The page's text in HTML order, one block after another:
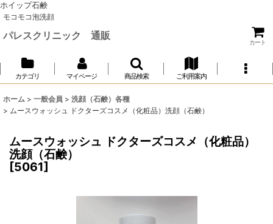
ホイップ石鹸
モコモコ泡洗顔
パレスクリニック 通販
カート
カテゴリ マイページ 商品検索 ご利用案内
ホーム > 一般会員 > 洗顔（石鹸）各種
> ムースウォッシュ ドクターズコスメ（化粧品）洗顔（石鹸）
ムースウォッシュ ドクターズコスメ（化粧品）
洗顔（石鹸）
[5061]